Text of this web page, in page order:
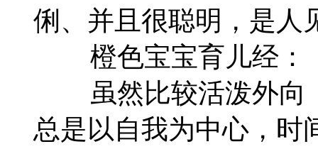
俐、并且很聪明，是人
橙色宝宝育儿经：
虽然比较活泼外向
总是以自我为中心，时